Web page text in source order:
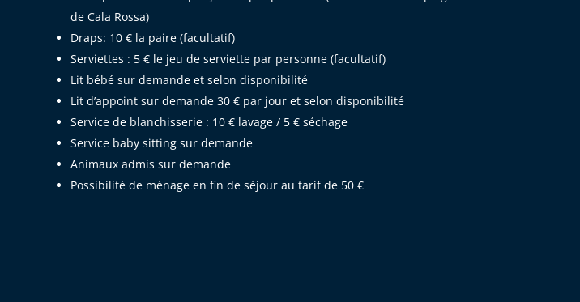
de Cala Rossa)
Draps: 10 € la paire (facultatif)
Serviettes : 5 € le jeu de serviette par personne (facultatif)
Lit bébé sur demande et selon disponibilité
Lit d’appoint sur demande 30 € par jour et selon disponibilité
Service de blanchisserie : 10 € lavage / 5 € séchage
Service baby sitting sur demande
Animaux admis sur demande
Possibilité de ménage en fin de séjour au tarif de 50 €